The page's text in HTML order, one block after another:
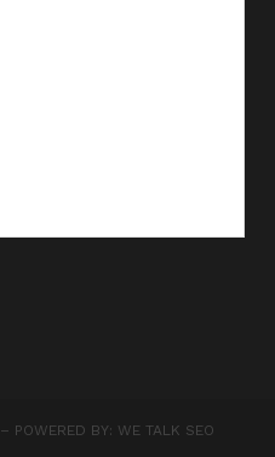
– POWERED BY: WE TALK SEO